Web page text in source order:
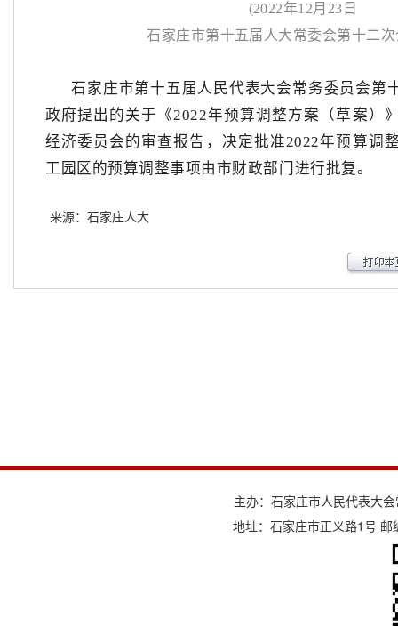
(2022年12月23日
石家庄市第十五届人大常委会第十二
石家庄市第十五届人民代表大会常务委员会第
政府提出的关于《2022年预算调整方案（草案）
经济委员会的审查报告，决定批准2022年预算调
工园区的预算调整事项由市财政部门进行批复。
来源：石家庄人大
主办：石家庄市人民代表大
地址：石家庄市正义路1号